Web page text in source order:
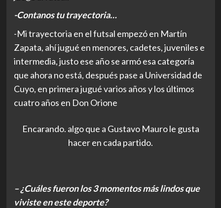
-Contanos tu trayectoria…
-Mi trayectoria en el futsal empezó en Martín
Zapata, ahí jugué en menores, cadetes, juveniles e
intermedia, justo ese año se armó esa categoría
que ahora no está, después pase a Universidad de
Cuyo, en primera jugué varios años y los últimos
cuatro años en Don Orione
Encarando. algo que a Gustavo Mauro le gusta
hacer en cada partido.
– ¿Cuáles fueron los 3 momentos más lindos que
viviste en este deporte?